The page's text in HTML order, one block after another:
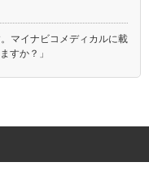
マイナビコメディカルに載
すか？」